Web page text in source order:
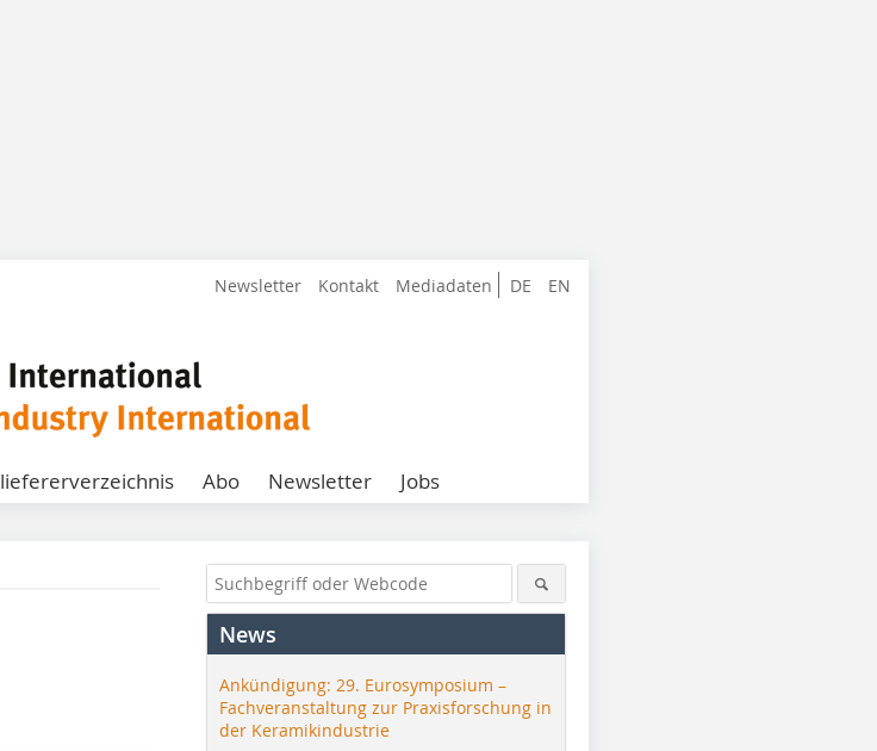
DE EN
Newsletter Kontakt Mediadaten
Abo Newsletter Jobs
News
Ankündigung: 29. Eurosymposium –
Fachveranstaltung zur Praxisforschung in
der Keramikindustrie